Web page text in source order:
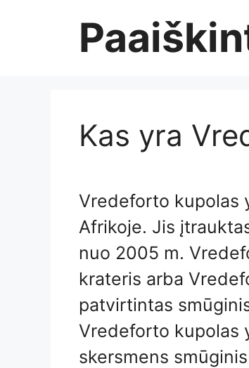
Kas yra
Vredeforto kupolas
Afrikoje. Jis
nuo 2005 m.
krateris arba
patvirtintas
Vredeforto kupolas
skersmens